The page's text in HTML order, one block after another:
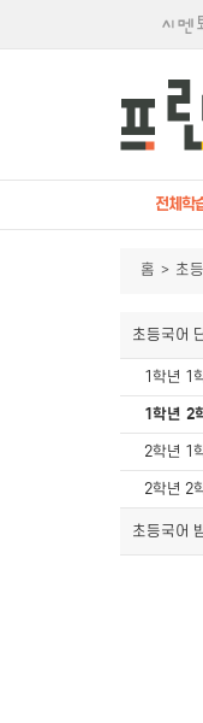
전체학
홈 > 초
초등국어
1학년 1
1학년 2
2학년 1
2학년 2
초등국어